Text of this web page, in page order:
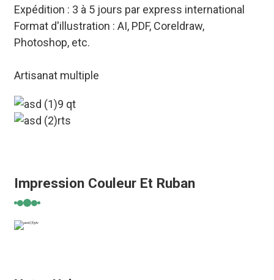
Expédition : 3 à 5 jours par express international
Format d'illustration : AI, PDF, Coreldraw,
Photoshop, etc.
Artisanat multiple
Impression Couleur Et Ruban